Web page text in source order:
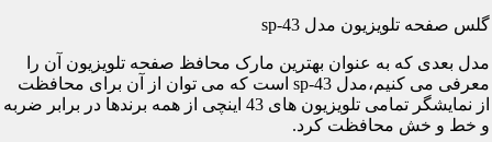
گلس صفحه تلویزیون مدل sp-43
مدل بعدی که به عنوان بهترین مارک محافظ صفحه تلویزیون آن را
معرفی می کنیم،مدل sp-43 است که می توان از آن برای محافظت
از نمایشگر تمامی تلویزیون های 43 اینچی از همه برندها در برابر ضربه
و خط و خش محافظت کرد.